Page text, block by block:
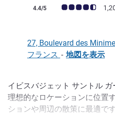
お客さまの声 (確認済みレビュ
4.4/5
27, Boulevard des
フランス - 地図を表示
説明
イビスバジェット サントル
理想的なロケーションに位置
ションや周辺の散策に最適で